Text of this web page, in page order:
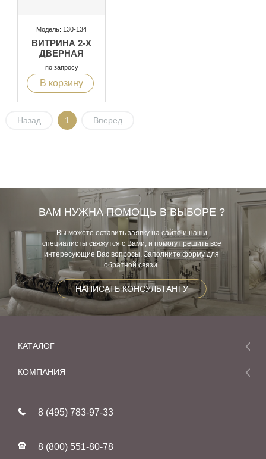
Модель: 130-134
ВИТРИНА 2-Х
ДВЕРНАЯ
по запросу
В корзину
Назад 1 Вперед
ВАМ НУЖНА ПОМОЩЬ В ВЫБОРЕ ?
Вы можете оставить заявку на сайте и наши
специалисты свяжутся с Вами, и помогут решить все
интересующие Вас вопросы. Заполните форму для
обратной связи.
НАПИСАТЬ КОНСУЛЬТАНТУ
КАТАЛОГ
Мебель
Фабрики
КОМПАНИЯ
Реставрация
Контакты
8 (495) 783-97-33
8 (800) 551-80-78